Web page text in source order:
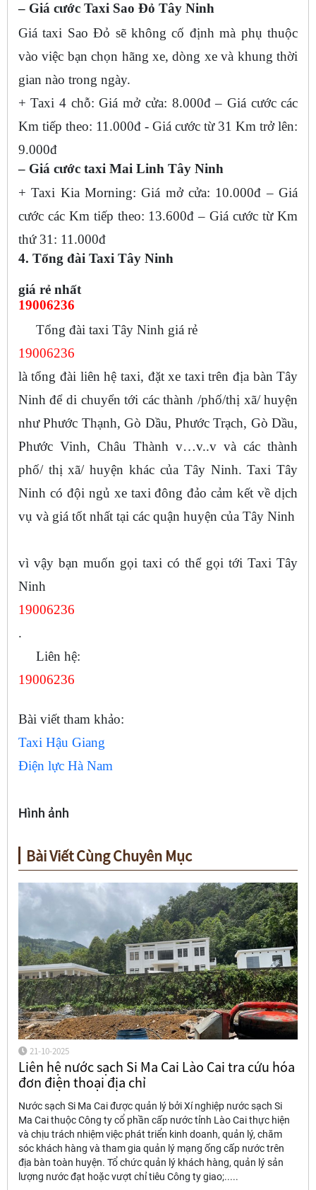
– Giá cước Taxi Sao Đỏ Tây Ninh
Giá taxi Sao Đỏ sẽ không cố định mà phụ thuộc
vào việc bạn chọn hãng xe, dòng xe và khung thời
gian nào trong ngày.
+ Taxi 4 chỗ: Giá mở cửa: 8.000đ – Giá cước các
Km tiếp theo: 11.000đ - Giá cước từ 31 Km trở lên:
9.000đ
– Giá cước taxi Mai Linh Tây Ninh
+ Taxi Kia Morning: Giá mở cửa: 10.000đ – Giá
cước các Km tiếp theo: 13.600đ – Giá cước từ Km
thứ 31: 11.000đ
4. Tổng đài Taxi Tây Ninh
giá rẻ nhất
19006236
Tổng đài taxi Tây Ninh giá rẻ
19006236
là tổng đài liên hệ taxi, đặt xe taxi trên địa bàn Tây
Ninh để di chuyển tới các thành /phố/thị xã/ huyện
như Phước Thạnh, Gò Dầu, Phước Trạch, Gò Dầu,
Phước Vinh, Châu Thành v…v..v và các thành
phố/ thị xã/ huyện khác của Tây Ninh. Taxi Tây
Ninh có đội ngủ xe taxi đông đảo cảm kết về dịch
vụ và giá tốt nhất tại các quận huyện của Tây Ninh
vì vậy bạn muốn gọi taxi có thể gọi tới Taxi Tây
Ninh
19006236
.
Liên hệ:
19006236
Bài viết tham khảo:
Taxi Hậu Giang
Điện lực Hà Nam
Hình ảnh
Bài Viết Cùng Chuyên Mục
21-10-2025
Liên hệ nước sạch Si Ma Cai Lào Cai tra cứu hóa
đơn điện thoại địa chỉ
Nước sạch Si Ma Cai được quản lý bởi Xí nghiệp nước sạch Si
Ma Cai thuộc Công ty cổ phần cấp nước tỉnh Lào Cai thực hiện
và chịu trách nhiệm việc phát triển kinh doanh, quản lý, chăm
sóc khách hàng và tham gia quản lý mạng ống cấp nước trên
địa bàn toàn huyện. Tổ chức quản lý khách hàng, quản lý sản
lượng nước đạt hoặc vượt chỉ tiêu Công ty giao;.....